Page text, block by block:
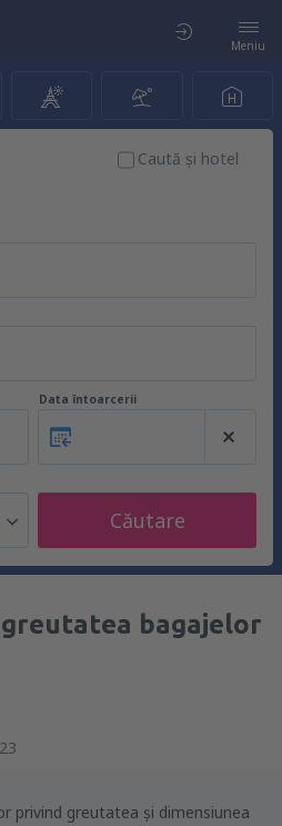
Meniu
Caută şi hotel
Data întoarcerii
Căutare
greutatea bagajelor
privind greutatea și dimensiunea